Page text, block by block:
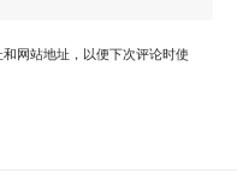
网站地址，以便下次评论时使